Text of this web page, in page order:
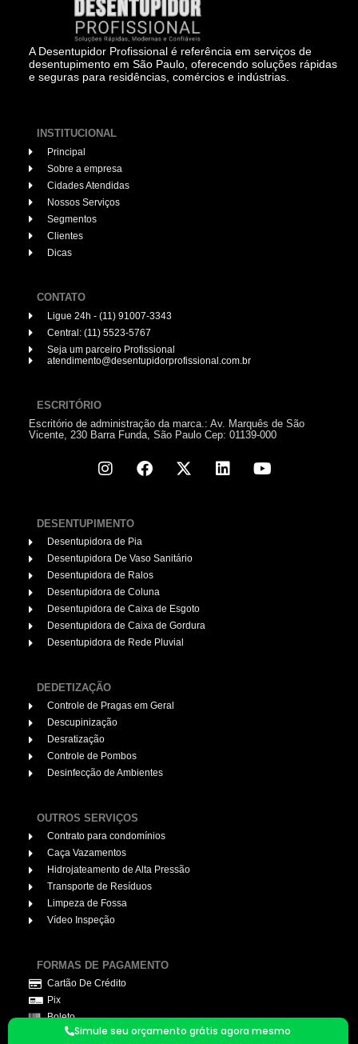
A Desentupidor Profissional é referência em serviços de
desentupimento em São Paulo, oferecendo soluções rápidas
e seguras para residências, comércios e indústrias.
INSTITUCIONAL
Principal
Sobre a empresa
Cidades Atendidas
Nossos Serviços
Segmentos
Clientes
Dicas
CONTATO
Ligue 24h - (11) 91007-3343
Central: (11) 5523-5767
Seja um parceiro Profissional
atendimento@desentupidorprofissional.com.br
ESCRITÓRIO
Escritório de administração da marca.: Av. Marquês de São
Vicente, 230 Barra Funda, São Paulo Cep: 01139-000
DESENTUPIMENTO
Desentupidora de Pia
Desentupidora De Vaso Sanitário
Desentupidora de Ralos
Desentupidora de Coluna
Desentupidora de Caixa de Esgoto
Desentupidora de Caixa de Gordura
Desentupidora de Rede Pluvial
DEDETIZAÇÃO
Controle de Pragas em Geral
Descupinização
Desratização
Controle de Pombos
Desinfecção de Ambientes
OUTROS SERVIÇOS
Contrato para condomínios
Caça Vazamentos
Hidrojateamento de Alta Pressão
Transporte de Resíduos
Limpeza de Fossa
Vídeo Inspeção
FORMAS DE PAGAMENTO
Cartão De Crédito
Pix
Boleto
Simule seu orçamento grátis agora mesmo